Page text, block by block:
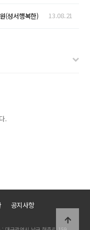
(성서행복한) 13.08.21
.
공지사항